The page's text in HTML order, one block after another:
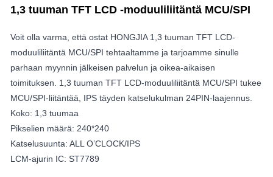
1,3 tuuman TFT LCD -moduuliliitäntä MCU/SPI
Voit olla varma, että ostat HONGJIA 1,3 tuuman TFT LCD-
moduuliliitäntä MCU/SPI tehtaaltamme ja tarjoamme sinulle
parhaan myynnin jälkeisen palvelun ja oikea-aikaisen
toimituksen. 1,3 tuuman TFT LCD-moduuliliitäntä MCU/SPI tukee
MCU/SPI-liitäntää, IPS täyden katselukulman 24PIN-laajennus.
Koko: 1,3 tuumaa
Pikselien määrä: 240*240
Katselusuunta: ALL O’CLOCK/IPS
LCM-ajurin IC: ST7789